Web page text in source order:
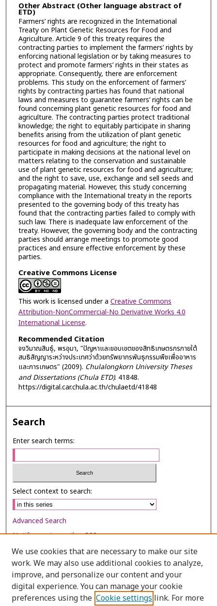
Other Abstract (Other language abstract of
ETD)
Farmers’ rights are recognized in the International
Treaty on Plant Genetic Resources for Food and
Agriculture. Article 9 of this treaty requires the
contracting parties to implement the farmers’ rights by
enforcing national legislation or by taking measures to
protect and promote farmers’ rights in their states as
appropriate. Consequently, there are enforcement
problems. This study on the enforcement of farmers’
rights by contracting parties has found that national
laws and measures to guarantee farmers’ rights can be
found concerning plant genetic resources for food and
agriculture. The contracting parties protect traditional
knowledge; the right to equitably participate in sharing
benefits arising from the utilization of plant genetic
resources for food and agriculture; the right to
participate in making decisions at the national level on
matters relating to the conservation and sustainable
use of plant genetic resources for food and agriculture;
and the right to save, use, exchange and sell seeds and
propagating material. However, this study concerning
compliance with the International treaty in the reports
presented to the governing body of this treaty has
found that the contracting parties failed to comply with
such law. There is inadequate law enforcement of the
treaty. However, the governing body and the contracting
parties should arrange meetings to promote good
practices and ensure effective enforcement by these
parties.
Creative Commons License
This work is licensed under a Creative Commons
Attribution-NonCommercial-No Derivative Works 4.0
International License.
Recommended Citation
จงวิมาณสินธุ์, พรอุมา, "ปัญหาและขอบเขตของสิทธิเกษตรกรภายใต้
สนธิสัญญาระหว่างประเทศว่าด้วยทรัพยากรพันธุกรรมพืชเพื่ออาหาร
และการเกษตร" (2009). Chulalongkorn University Theses
and Dissertations (Chula ETD). 41848.
https://digital.car.chula.ac.th/chulaetd/41848
Search
Enter search terms:
Select context to search:
Advanced Search
Notify me via email orRSS
Browse
Collections
Disciplines
Authors
We use cookies that are necessary to make our site
work. We may also use additional cookies to analyze,
improve, and personalize our content and your
digital experience. You can manage your cookie
preferences using the Cookie settings link. For more